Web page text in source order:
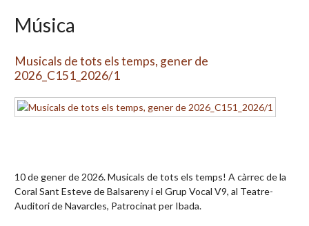
Música
Musicals de tots els temps, gener de
2026_C151_2026/1
10 de gener de 2026. Musicals de tots els temps! A càrrec de la
Coral Sant Esteve de Balsareny i el Grup Vocal V9, al Teatre-
Auditori de Navarcles, Patrocinat per Ibada.